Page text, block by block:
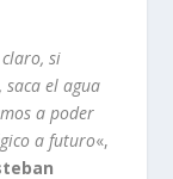
si
saca el agua
a poder
a futuro«,